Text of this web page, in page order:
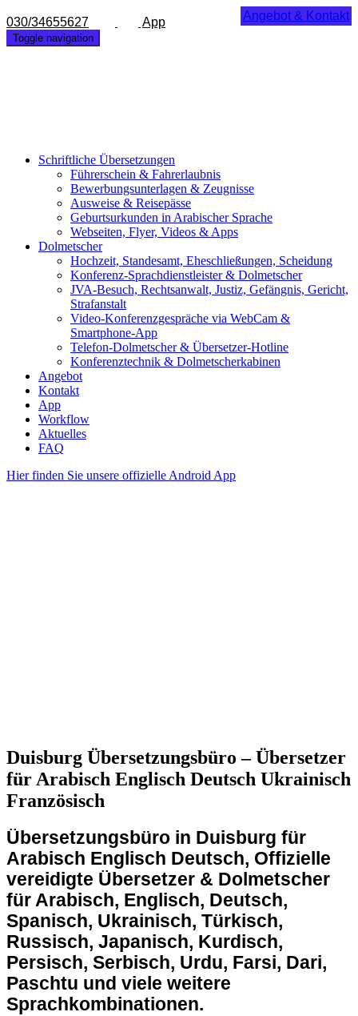
030/34655627 App Angebot & Kontakt
Toggle navigation
Schriftliche Übersetzungen
Führerschein & Fahrerlaubnis
Bewerbungsunterlagen & Zeugnisse
Ausweise & Reisepässe
Geburtsurkunden in Arabischer Sprache
Webseiten, Flyer, Videos & Apps
Dolmetscher
Hochzeit, Standesamt, Eheschließungen, Scheidung
Konferenz-Sprachdienstleister & Dolmetscher
JVA-Besuch, Rechtsanwalt, Justiz, Gefängnis, Gericht,
Strafanstalt
Video-Konferenzgespräche via WebCam &
Smartphone-App
Telefon-Dolmetscher & Übersetzer-Hotline
Konferenztechnik & Dolmetscherkabinen
Angebot
Kontakt
App
Workflow
Aktuelles
FAQ
Hier finden Sie unsere offizielle Android App
Duisburg Übersetzungsbüro – Übersetzer
für Arabisch Englisch Deutsch Ukrainisch
Französisch
Übersetzungsbüro in Duisburg für
Arabisch Englisch Deutsch, Offizielle
vereidigte Übersetzer & Dolmetscher
für Arabisch, Englisch, Deutsch,
Spanisch, Ukrainisch, Türkisch,
Russisch, Japanisch, Kurdisch,
Persisch, Serbisch, Urdu, Farsi, Dari,
Paschtu und viele weitere
Sprachkombinationen.